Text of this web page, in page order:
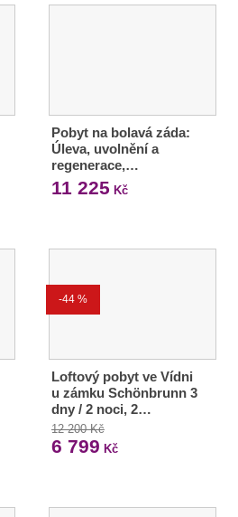
Pobyt na bolavá záda:
Úleva, uvolnění a
regenerace,…
11 225 Kč
-44 %
Loftový pobyt ve Vídni
u zámku Schönbrunn 3
dny / 2 noci, 2…
12 200 Kč
6 799 Kč